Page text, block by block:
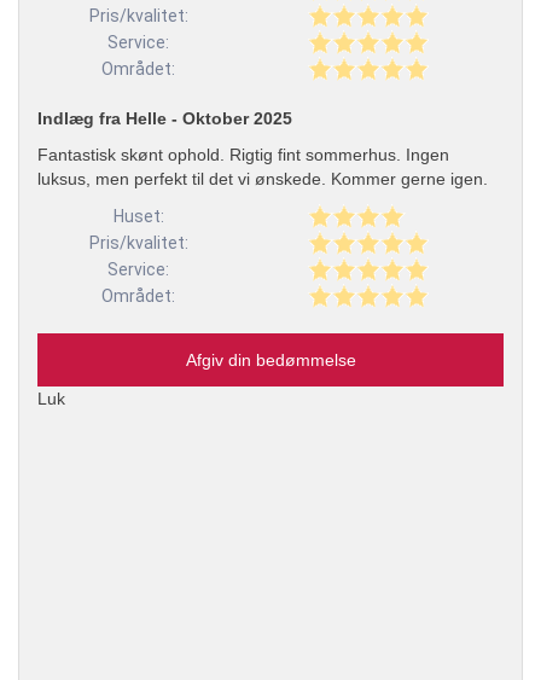
Pris/kvalitet:
Service:
Området:
Indlæg fra Helle - Oktober 2025
Fantastisk skønt ophold. Rigtig fint sommerhus. Ingen
luksus, men perfekt til det vi ønskede. Kommer gerne igen.
Huset:
Pris/kvalitet:
Service:
Området:
Afgiv din bedømmelse
Luk